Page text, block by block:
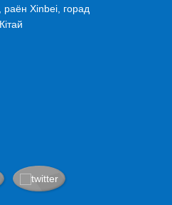
Xinbei, горад